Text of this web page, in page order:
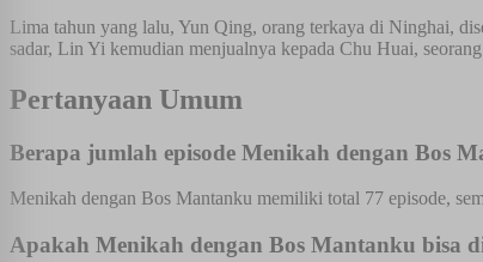
Lima tahun yang lalu, Yun Qing, orang terkaya di Ninghai,
sadar, Lin Yi kemudian menjualnya kepada Chu Huai,
Pertanyaan Umum
Berapa jumlah episode Menikah dengan Bos
Menikah dengan Bos Mantanku memiliki total 77 episode,
Apakah Menikah dengan Bos Mantanku bisa